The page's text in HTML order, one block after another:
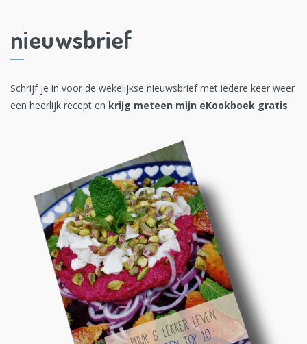
nieuwsbrief
Schrijf je in voor de wekelijkse nieuwsbrief met iedere keer weer
een heerlijk recept en krijg meteen mijn eKookboek gratis